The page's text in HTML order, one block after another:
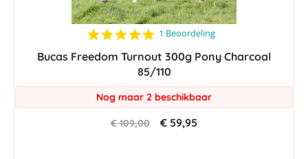
5.0
rating
1 Beoordeling
Bucas Freedom Turnout 300g Pony Charcoal
85/110
Nog maar 2 beschikbaar
€ 109,00 € 59,95